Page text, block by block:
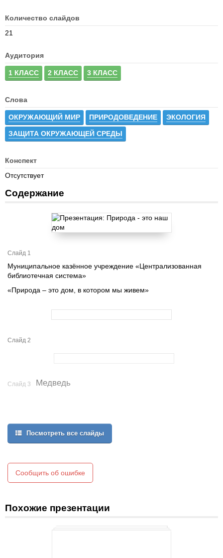
Количество слайдов
21
Аудитория
1 КЛАСС 2 КЛАСС 3 КЛАСС
Слова
ОКРУЖАЮЩИЙ МИР ПРИРОДОВЕДЕНИЕ ЭКОЛОГИЯ
ЗАЩИТА ОКРУЖАЮЩЕЙ СРЕДЫ
Конспект
Отсутствует
Содержание
Слайд 1
Муниципальное казённое учреждение «Централизованная
библиотечная система»
«Природа – это дом, в котором мы живем»
Слайд 2
Слайд 3 Медведь
Посмотреть все слайды
Сообщить об ошибке
Похожие презентации